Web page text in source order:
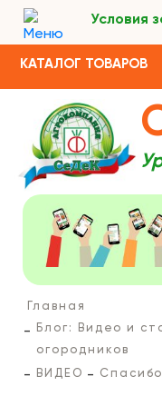
Условия
КАТАЛОГ ТОВАРОВ
Главная
Блог: Видео и
огородников
ВИДЕО